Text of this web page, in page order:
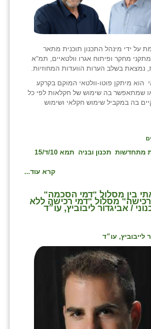
על ידי מינהל התכנון תוכנית מתאר
מחקר ופיתוח אגרו וולטאיים, תמ"א
הוא מיתקן פוטו-וולטאי המוקם בקרקע
שמתאפשר בה שימוש של חקלאות לפי כל
בה במקביל שימוש חקלאי ושימוש
מתחדשות תכנון ובניה תמא 10/ד/15
קרא עוד...
בין מסלול "דמי הסכמה"
מסלול "דמי רכישה ללא
/ אביגדור ליבוביץ, עו״ד
לייבוביץ, עו״ד